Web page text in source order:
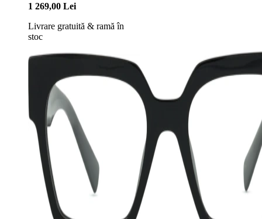
1 269,00 Lei
Livrare gratuită & ramă în
stoc